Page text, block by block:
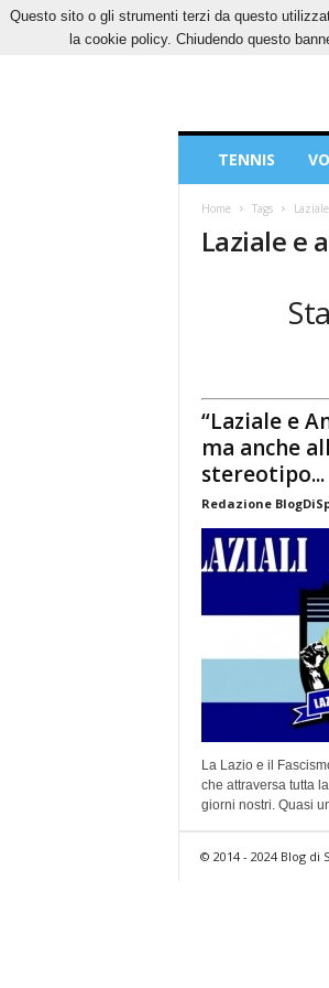
GIOVEDÌ, 6 AGOSTO
Sport
TENNIS
Home Tags
Laziale e
“Laziale e
ma anche
stereotipo...
Redazione
La Lazio e il
che attraversa tutta
giorni nostri. Quasi
© 2014 - 2024 Blog di
Questo sito o gli strumenti terzi da questo
la cookie policy. Chiudendo questo